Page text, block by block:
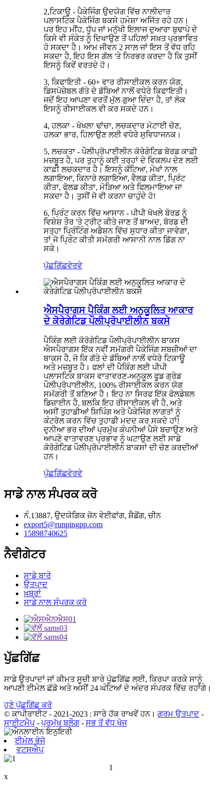
2,ਟਿਕਾਊ - ਪੈਕੇਜਿੰਗ ਉਦਯੋਗ ਵਿੱਚ ਨਾਲੀਦਾਰ
ਪਲਾਸਟਿਕ ਪੈਕੇਜਿੰਗ ਬਕਸੇ ਹਮੇਸ਼ਾ ਅਜਿੱਤ ਰਹੇ ਹਨ।
ਪਰ ਇਹ ਮੀਂਹ, ਧੁੱਪ ਜਾਂ ਮਨੁੱਖੀ ਇਲਾਜ ਦੁਆਰਾ ਬੁਢਾਪੇ ਦੇ
ਕਿਸੇ ਵੀ ਸੰਕੇਤ ਨੂੰ ਦਿਖਾਉਣ ਤੋਂ ਪਹਿਲਾਂ ਸਖ਼ਤ ਪ੍ਰਭਾਵਿਤ
ਹੋ ਸਕਦਾ ਹੈ। ਆਮ ਜੀਵਨ 2 ਸਾਲ ਜਾਂ ਇਸ ਤੋਂ ਵੱਧ ਰਹਿ
ਸਕਦਾ ਹੈ, ਇਹ ਇਸ ਗੱਲ 'ਤੇ ਨਿਰਭਰ ਕਰਦਾ ਹੈ ਕਿ ਤੁਸੀਂ
ਇਸਨੂੰ ਕਿਵੇਂ ਵਰਤਦੇ ਹੋ।
3, ਕਿਫਾਇਤੀ - 60+ ਵਾਰ ਰੀਸਾਈਕਲ ਕਰਨ ਯੋਗ,
ਡਿਸਪੋਜ਼ੇਬਲ ਗੱਤੇ ਦੇ ਡੱਬਿਆਂ ਨਾਲੋਂ ਵਧੇਰੇ ਕਿਫਾਇਤੀ।
ਜਦੋਂ ਇਹ ਆਪਣਾ ਵਰਤੋਂ ਮੁੱਲ ਗੁਆ ਦਿੰਦਾ ਹੈ, ਤਾਂ ਲੋਕ
ਇਸਨੂੰ ਰੀਸਾਈਕਲ ਵੀ ਕਰ ਸਕਦੇ ਹਨ।
4, ਹਲਕਾ - ਖੋਖਲਾ ਢਾਂਚਾ, ਲਚਕਦਾਰ ਮੋਟਾਈ ਚੋਣ,
ਹਲਕਾ ਭਾਰ, ਹਿਲਾਉਣ ਲਈ ਵਧੇਰੇ ਸੁਵਿਧਾਜਨਕ।
5, ਲਚਕਤਾ - ਪੌਲੀਪ੍ਰੋਪਾਈਲੀਨ ਕੋਰੇਗੇਟਿਡ ਬੋਰਡ ਕਾਫ਼ੀ
ਮਜ਼ਬੂਤ ​​ਹੈ, ਪਰ ਤੁਹਾਨੂੰ ਕਈ ਤਰ੍ਹਾਂ ਦੇ ਵਿਕਲਪ ਦੇਣ ਲਈ
ਕਾਫ਼ੀ ਲਚਕਦਾਰ ਹੈ। ਇਸਨੂੰ ਕੱਟਿਆ, ਮੇਖਾਂ ਨਾਲ
ਲਗਾਇਆ, ਕਿਨਾਰੇ ਲਗਾਇਆ, ਵੈਲਡ ਕੀਤਾ, ਪ੍ਰਿੰਟ
ਕੀਤਾ, ਫੋਲਡ ਕੀਤਾ, ਮੋੜਿਆ ਅਤੇ ਫਿਲਮਾਇਆ ਜਾ
ਸਕਦਾ ਹੈ। ਤੁਸੀਂ ਜੋ ਵੀ ਕਰਨਾ ਚਾਹੁੰਦੇ ਹੋ!
6, ਪ੍ਰਿੰਟ ਕਰਨ ਵਿੱਚ ਆਸਾਨ - ਪੀਪੀ ਖੋਖਲੇ ਬੋਰਡ ਨੂੰ
ਵਿਸ਼ੇਸ਼ ਤੌਰ 'ਤੇ ਟ੍ਰੀਟ ਕੀਤੇ ਜਾਣ ਤੋਂ ਬਾਅਦ, ਬੋਰਡ ਦੀ
ਸਤ੍ਹਾ ਪ੍ਰਿੰਟਿੰਗ ਅਡੈਸ਼ਨ ਵਿੱਚ ਸੁਧਾਰ ਕੀਤਾ ਜਾਵੇਗਾ,
ਤਾਂ ਜੋ ਪ੍ਰਿੰਟ ਕੀਤੀ ਸਮੱਗਰੀ ਆਸਾਨੀ ਨਾਲ ਡਿੱਗ ਨਾ
ਸਕੇ।
ਪੁੱਛਗਿੱਛਵੇਰਵੇ
ਐਸਪੈਰਾਗਸ ਪੈਕਿੰਗ ਲਈ ਅਨੁਕੂਲਿਤ ਆਕਾਰ
ਦੇ ਕੋਰੇਗੇਟਿਡ ਪੌਲੀਪ੍ਰੋਪਾਈਲੀਨ ਬਕਸੇ
ਪੈਕਿੰਗ ਲਈ ਕੋਰੋਗੇਟਿਡ ਪੌਲੀਪ੍ਰੋਪਾਈਲੀਨ ਬਾਕਸ
ਐਸਪੈਰਾਗਸ ਇੱਕ ਨਵੀਂ ਸਮੱਗਰੀ ਪੈਕੇਜਿੰਗ ਸਬਜ਼ੀਆਂ ਦਾ
ਬਾਕਸ ਹੈ, ਜੋ ਕਿ ਗੱਤੇ ਦੇ ਡੱਬਿਆਂ ਨਾਲੋਂ ਵਧੇਰੇ ਟਿਕਾਊ
ਅਤੇ ਮਜ਼ਬੂਤ ​​ਹੈ। ਫਲਾਂ ਦੀ ਪੈਕਿੰਗ ਲਈ ਪੀਪੀ
ਪਲਾਸਟਿਕ ਬਾਕਸ ਵਾਤਾਵਰਣ-ਅਨੁਕੂਲ ਫੂਡ ਗ੍ਰੇਡ
ਪੌਲੀਪ੍ਰੋਪਾਈਲੀਨ, 100% ਰੀਸਾਈਕਲ ਕਰਨ ਯੋਗ
ਸਮੱਗਰੀ ਤੋਂ ਬਣਿਆ ਹੈ। ਇਹ ਨਾ ਸਿਰਫ ਇੱਕ ਫੋਲਡੇਬਲ
ਡਿਜ਼ਾਈਨ ਹੈ, ਬਲਕਿ ਇਹ ਰੀਸਾਈਕਲ ਵੀ ਹੈ, ਅਤੇ
ਅਸੀਂ ਤੁਹਾਡੀਆਂ ਸ਼ਿਪਿੰਗ ਅਤੇ ਪੈਕੇਜਿੰਗ ਲਾਗਤਾਂ ਨੂੰ
ਕੰਟਰੋਲ ਕਰਨ ਵਿੱਚ ਤੁਹਾਡੀ ਮਦਦ ਕਰ ਸਕਦੇ ਹਾਂ!
ਦੁਨੀਆ ਭਰ ਦੀਆਂ ਪ੍ਰਮੁੱਖ ਕੰਪਨੀਆਂ ਪੈਸੇ ਬਚਾਉਣ ਅਤੇ
ਆਪਣੇ ਵਾਤਾਵਰਣ ਪ੍ਰਭਾਵ ਨੂੰ ਘਟਾਉਣ ਲਈ ਸਾਡੇ
ਕੋਰੋਗੇਟਿਡ ਪੌਲੀਪ੍ਰੋਪਾਈਲੀਨ ਬਾਕਸਾਂ ਦੀ ਚੋਣ ਕਰਦੀਆਂ
ਹਨ।
ਪੁੱਛਗਿੱਛਵੇਰਵੇ
ਸਾਡੇ ਨਾਲ ਸੰਪਰਕ ਕਰੋ
ਨੰ.13887, ਉਦਯੋਗਿਕ ਜ਼ੋਨ ਵੇਈਫਾਂਗ, ਸ਼ੈਡੋਂਗ, ਚੀਨ
export5@runpingpp.com
15898740625
ਨੈਵੀਗੇਟਰ
ਸਾਡੇ ਬਾਰੇ
ਉਤਪਾਦ
ਖ਼ਬਰਾਂ
ਸਾਡੇ ਨਾਲ ਸੰਪਰਕ ਕਰੋ
ਪੁੱਛਗਿੱਛ
ਸਾਡੇ ਉਤਪਾਦਾਂ ਜਾਂ ਕੀਮਤ ਸੂਚੀ ਬਾਰੇ ਪੁੱਛਗਿੱਛ ਲਈ, ਕਿਰਪਾ ਕਰਕੇ ਸਾਨੂੰ
ਆਪਣੀ ਈਮੇਲ ਛੱਡੋ ਅਤੇ ਅਸੀਂ 24 ਘੰਟਿਆਂ ਦੇ ਅੰਦਰ ਸੰਪਰਕ ਵਿੱਚ ਰਹਾਂਗੇ।
ਹੁਣੇ ਪੁੱਛਗਿੱਛ ਕਰੋ
© ਕਾਪੀਰਾਈਟ - 2021-2023 : ਸਾਰੇ ਹੱਕ ਰਾਖਵੇਂ ਹਨ। ਗਰਮ ਉਤਪਾਦ -
ਸਾਈਟਮੈਪ-ਪ੍ਰਮੁੱਖ ਬਲੌਗ- ਸਭ ਤੋਂ ਵੱਧ ਖੋਜ
ਈਮੇਲ ਭੇਜੋ
ਵਟਸਐਪ
1
x